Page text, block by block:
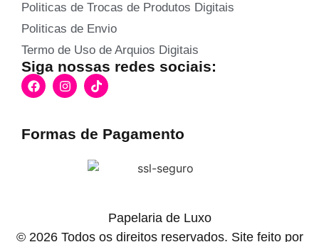
Politicas de Trocas de Produtos Digitais
Politicas de Envio
Termo de Uso de Arquios Digitais
Siga nossas redes sociais:
Formas de Pagamento
Papelaria de Luxo
© 2026 Todos os direitos reservados. Site feito por